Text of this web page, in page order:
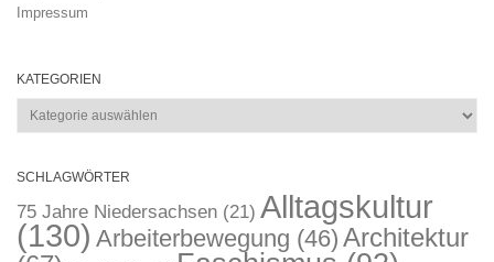
Impressum
KATEGORIEN
Kategorien
SCHLAGWÖRTER
75 Jahre Niedersachsen (21) Alltagskultur
(130) Arbeiterbewegung (46) Architektur